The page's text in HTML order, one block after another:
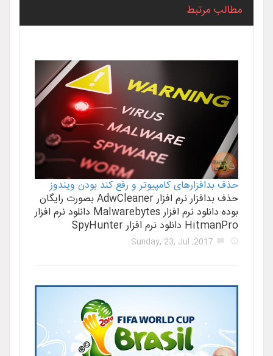
مطالب مرتبط
حذف بدافزارهای کامپیوتر و رفع کند بودن ویندوز
حذف بدافزار نرم افزار AdwCleaner بصورت رایگان
بوده دانلود نرم افزار Malwarebytes دانلود نرم افزار
HitmanPro دانلود نرم افزار SpyHunter
2017, Sunday, 23, Jul